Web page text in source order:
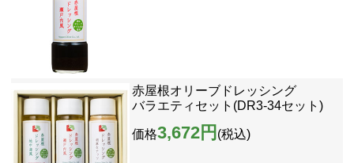
赤屋根オリーブドレッシング
バラエティセット(DR3-34セット)
価格3,672円 (税込)